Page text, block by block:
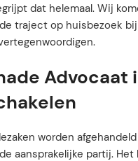
dat helemaal. Wij
traject op huisbezoek
Advocaat
worden
aansprakelijke partij. Het